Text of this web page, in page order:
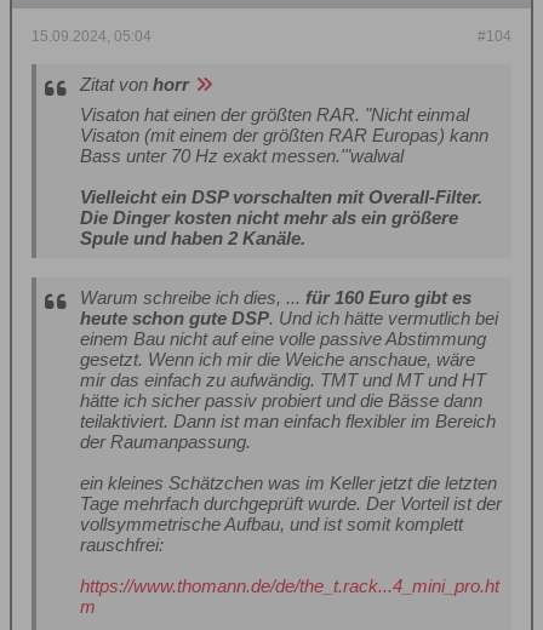
#104
15.09.2024, 05:04
Zitat von horr
Visaton hat einen der größten RAR. "Nicht einmal
Visaton (mit einem der größten RAR Europas) kann
Bass unter 70 Hz exakt messen.'"walwal
Vielleicht ein DSP vorschalten mit Overall-Filter.
Die Dinger kosten nicht mehr als ein größere
Spule und haben 2 Kanäle.
Warum schreibe ich dies, ... für 160 Euro gibt es
heute schon gute DSP. Und ich hätte vermutlich bei
einem Bau nicht auf eine volle passive Abstimmung
gesetzt. Wenn ich mir die Weiche anschaue, wäre
mir das einfach zu aufwändig. TMT und MT und HT
hätte ich sicher passiv probiert und die Bässe dann
teilaktiviert. Dann ist man einfach flexibler im Bereich
der Raumanpassung.
ein kleines Schätzchen was im Keller jetzt die letzten
Tage mehrfach durchgeprüft wurde. Der Vorteil ist der
vollsymmetrische Aufbau, und ist somit komplett
rauschfrei:
https://www.thomann.de/de/the_t.rack...4_mini_pro.ht
m